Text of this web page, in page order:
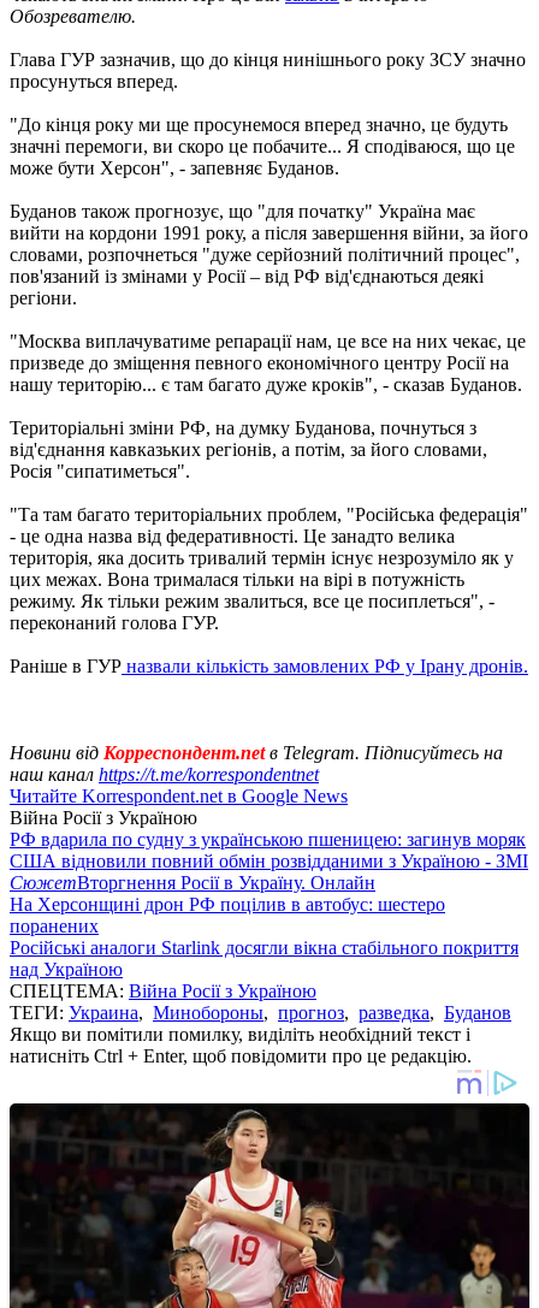
Обозревателю.
Глава ГУР зазначив, що до кінця нинішнього року ЗСУ значно
просунуться вперед.
"До кінця року ми ще просунемося вперед значно, це будуть
значні перемоги, ви скоро це побачите... Я сподіваюся, що це
може бути Херсон", - запевняє Буданов.
Буданов також прогнозує, що "для початку" Україна має
вийти на кордони 1991 року, а після завершення війни, за його
словами, розпочнеться "дуже серйозний політичний процес",
пов'язаний із змінами у Росії – від РФ від'єднаються деякі
регіони.
"Москва виплачуватиме репарації нам, це все на них чекає, це
призведе до зміщення певного економічного центру Росії на
нашу територію... є там багато дуже кроків", - сказав Буданов.
Територіальні зміни РФ, на думку Буданова, почнуться з
від'єднання кавказьких регіонів, а потім, за його словами,
Росія "сипатиметься".
"Та там багато територіальних проблем, "Російська федерація"
- це одна назва від федеративності. Це занадто велика
територія, яка досить тривалий термін існує незрозуміло як у
цих межах. Вона трималася тільки на вірі в потужність
режиму. Як тільки режим звалиться, все це посиплеться", -
переконаний голова ГУР.
Раніше в ГУР назвали кількість замовлених РФ у Ірану дронів.
Новини від Корреспондент.netв Telegram. Підписуйтесь на
наш канал https://t.me/korrespondentnet
Читайте Korrespondent.net в Google News
Війна Росії з Україною
РФ вдарила по судну з українською пшеницею: загинув моряк
США відновили повний обмін розвідданими з Україною - ЗМІ
СюжетВторгнення Росії в Україну. Онлайн
На Херсонщині дрон РФ поцілив в автобус: шестеро
поранених
Російські аналоги Starlink досягли вікна стабільного покриття
над Україною
СПЕЦТЕМА: Війна Росії з Україною
ТЕГИ: Украина, Минобороны, прогноз, разведка, Буданов
Якщо ви помітили помилку, виділіть необхідний текст і
натисніть Ctrl + Enter, щоб повідомити про це редакцію.